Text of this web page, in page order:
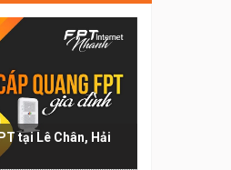
tại Lê Chân, Hải